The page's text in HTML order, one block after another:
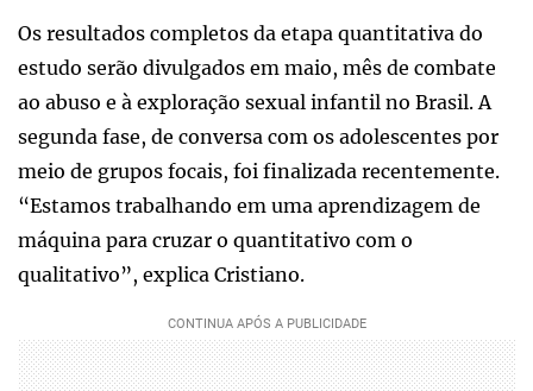
Os resultados completos da etapa quantitativa do
estudo serão divulgados em maio, mês de combate
ao abuso e à exploração sexual infantil no Brasil. A
segunda fase, de conversa com os adolescentes por
meio de grupos focais, foi finalizada recentemente.
“Estamos trabalhando em uma aprendizagem de
máquina para cruzar o quantitativo com o
qualitativo”, explica Cristiano.